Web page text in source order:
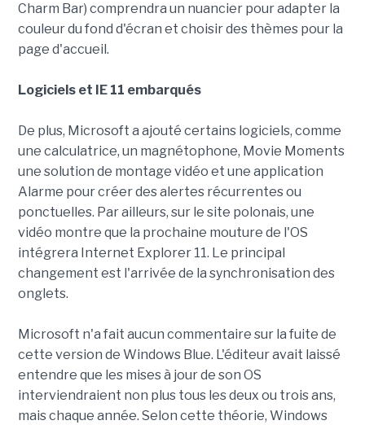
Charm Bar) comprendra un nuancier pour adapter la
couleur du fond d'écran et choisir des thèmes pour la
page d'accueil.
Logiciels et IE 11 embarqués
De plus, Microsoft a ajouté certains logiciels, comme
une calculatrice, un magnétophone, Movie Moments
une solution de montage vidéo et une application
Alarme pour créer des alertes récurrentes ou
ponctuelles. Par ailleurs, sur le site polonais, une
vidéo montre que la prochaine mouture de l'OS
intégrera Internet Explorer 11. Le principal
changement est l'arrivée de la synchronisation des
onglets.
Microsoft n'a fait aucun commentaire sur la fuite de
cette version de Windows Blue. L'éditeur avait laissé
entendre que les mises à jour de son OS
interviendraient non plus tous les deux ou trois ans,
mais chaque année. Selon cette théorie, Windows